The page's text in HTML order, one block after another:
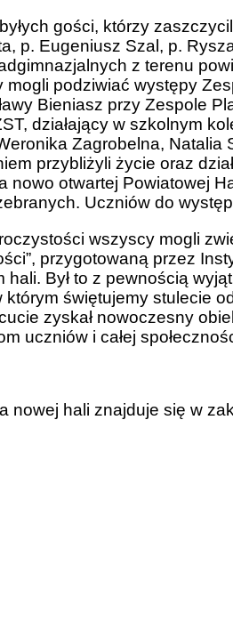
gości, którzy
p. Eugeniusz Szal, p.
z terenu
podziwiać występy
Bieniasz przy Zespole
działający w szkolnym
Zagrobelna,
przybliżyli życie oraz
nowo otwartej Powiatowej
Uczniów do
wszyscy mogli
przygotowaną przez
hali. Był to z pewnością
świętujemy stulecie
zyskał nowoczesny
uczniów i całej
nowej hali znajduje się w